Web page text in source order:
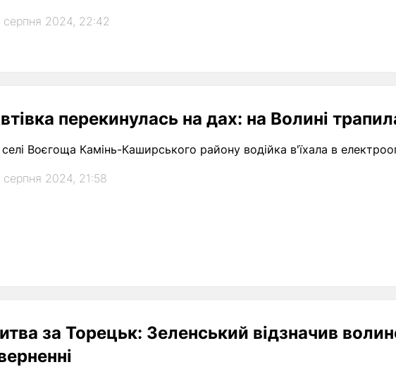
серпня 2024, 22:42
перекинулась на дах: на Волині
Воєгоща Камінь-Каширського району водійка в'їхала в
серпня 2024, 21:58
за Торецьк: Зеленський відзначив